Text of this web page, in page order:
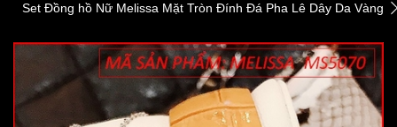
Set Đồng hồ Nữ Melissa Mặt Tròn Đính Đá Pha Lê Dây Da Vàng